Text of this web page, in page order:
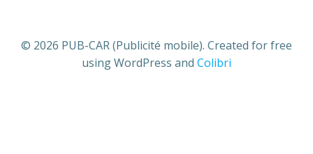
© 2026 PUB-CAR (Publicité mobile). Created for free
using WordPress and Colibri